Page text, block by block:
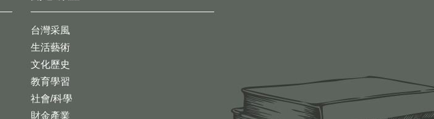
台灣采風
生活藝術
文化歷史
教育學習
社會/科學
財金產業